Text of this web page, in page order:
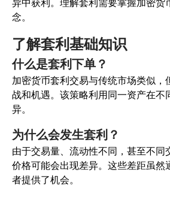
异中获利。理解套利需要掌握加密货
念。
了解套利基础知识
什么是套利下单？
加密货币套利交易与传统市场类似，
战和机遇。该策略利用同一资产在不
异。
为什么会发生套利？
由于交易量、流动性不同，甚至不同
价格可能会出现差异。这些差距虽然
者提供了机会。